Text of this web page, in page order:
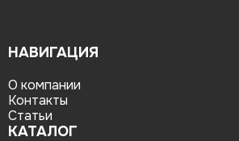
НАВИГАЦИЯ
О компании
Контакты
Статьи
КАТАЛОГ